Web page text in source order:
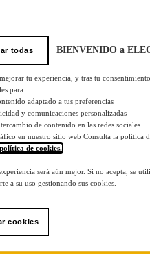
todas BIENVENIDO a
tu experiencia, y tras tu
para:
adaptado a tus preferencias
y comunicaciones personalizadas
de contenido en las redes sociales
en nuestro sitio web Consulta la política
de cookies.
será aún mejor. Si no acepta, se
a su uso gestionando sus cookies.
cookies